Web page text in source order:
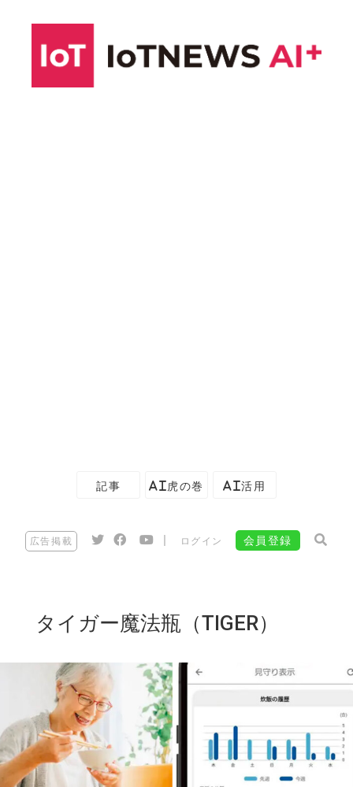
記事 AI虎の巻 AI活用
広告掲載 ログイン 会員登録
タイガー魔法瓶（TIGER）